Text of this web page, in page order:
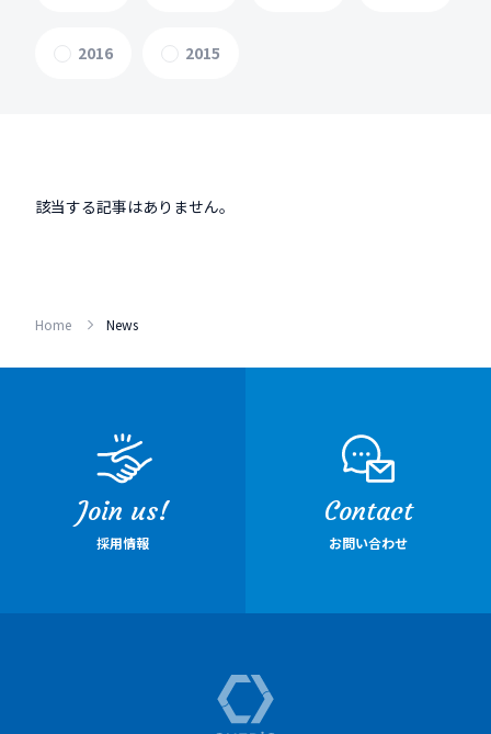
2016 2015
該当する記事はありません。
Home News
Join us!
採用情報
Contact
お問い合わせ